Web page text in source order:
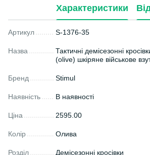
Характеристики
Артикул S-1376-35
Назва
Тактичні демісезонні
(olive) шкіряне військове
Бренд Stimul
Наявність В наявності
Ціна 2595.00
Колір Олива
Розділ Демісезонні кросівки